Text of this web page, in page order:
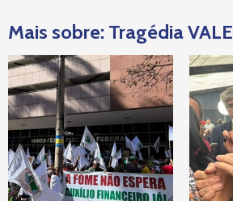
Mais sobre: Tragédia VALE